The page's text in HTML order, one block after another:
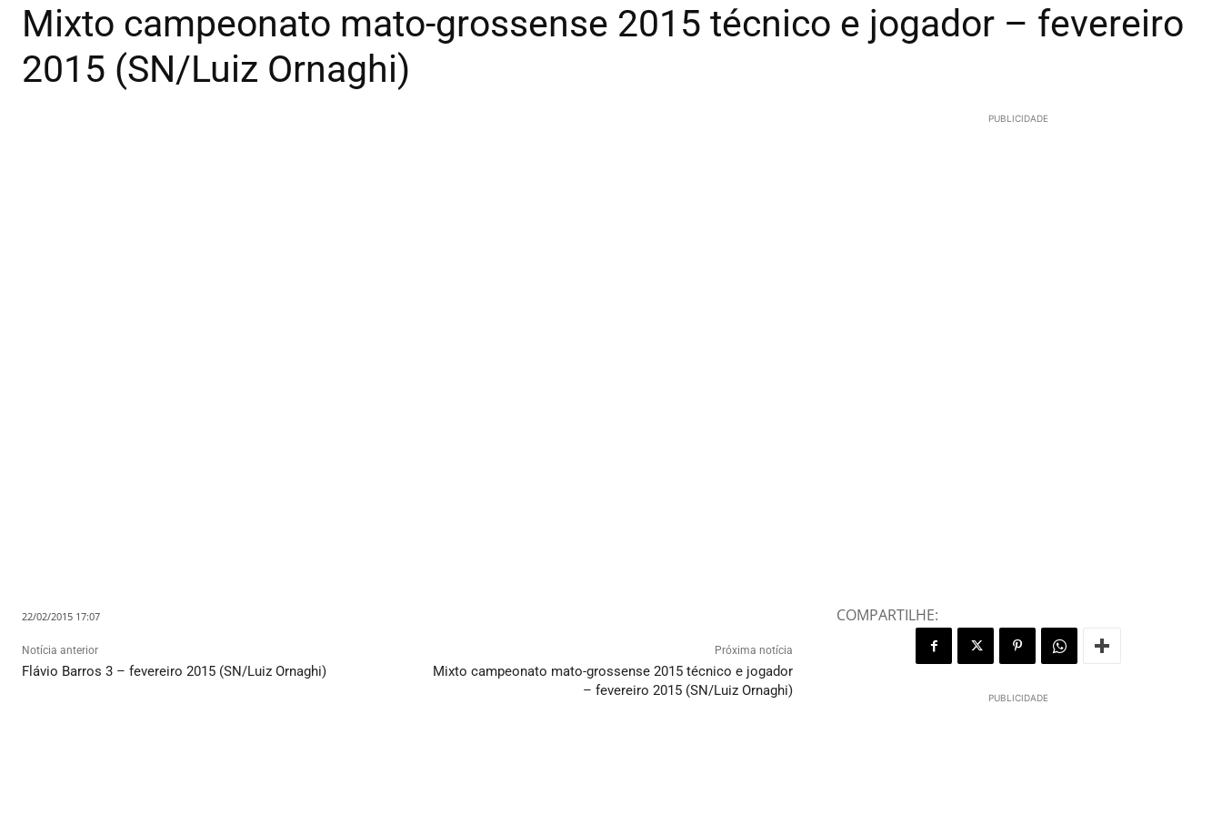
Mixto campeonato mato-grossense 2015 técnico e jogador – fevereiro
2015 (SN/Luiz Ornaghi)
PUBLICIDADE
22/02/2015 17:07
Notícia anterior
Flávio Barros 3 – fevereiro 2015 (SN/Luiz Ornaghi)
Próxima notícia
Mixto campeonato mato-grossense 2015 técnico e jogador
– fevereiro 2015 (SN/Luiz Ornaghi)
COMPARTILHE:
PUBLICIDADE